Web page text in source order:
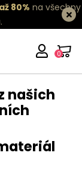
80% na všechny
0
našich